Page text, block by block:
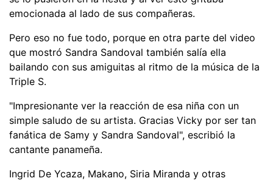
emocionada al lado de sus compañeras.
Pero eso no fue todo, porque en otra parte del video
que mostró Sandra Sandoval también salía ella
bailando con sus amiguitas al ritmo de la música de la
Triple S.
"Impresionante ver la reacción de esa niña con un
simple saludo de su artista. Gracias Vicky por ser tan
fanática de Samy y Sandra Sandoval", escribió la
cantante panameña.
Ingrid De Ycaza, Makano, Siria Miranda y otras